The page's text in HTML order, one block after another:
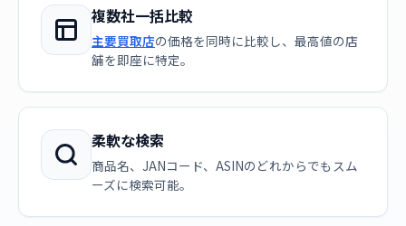
複数社一括比較
主要買取店の価格を同時に比較し、最高値の店
舗を即座に特定。
柔軟な検索
商品名、JANコード、ASINのどれからでもスム
ーズに検索可能。